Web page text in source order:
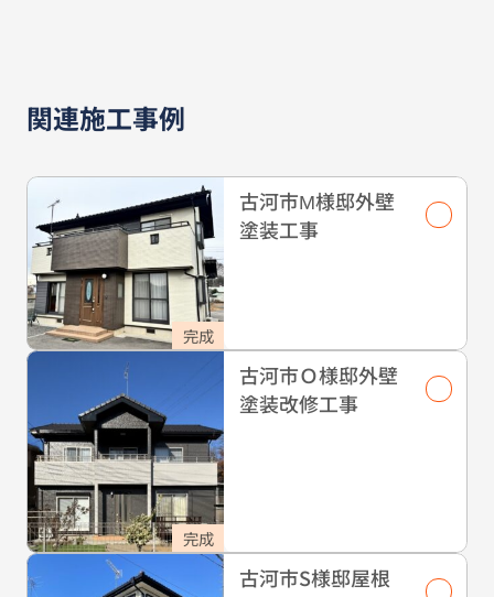
関連施工事例
完成
古河市М様邸外壁
塗装工事
完成
古河市Ｏ様邸外壁
塗装改修工事
古河市S様邸屋根